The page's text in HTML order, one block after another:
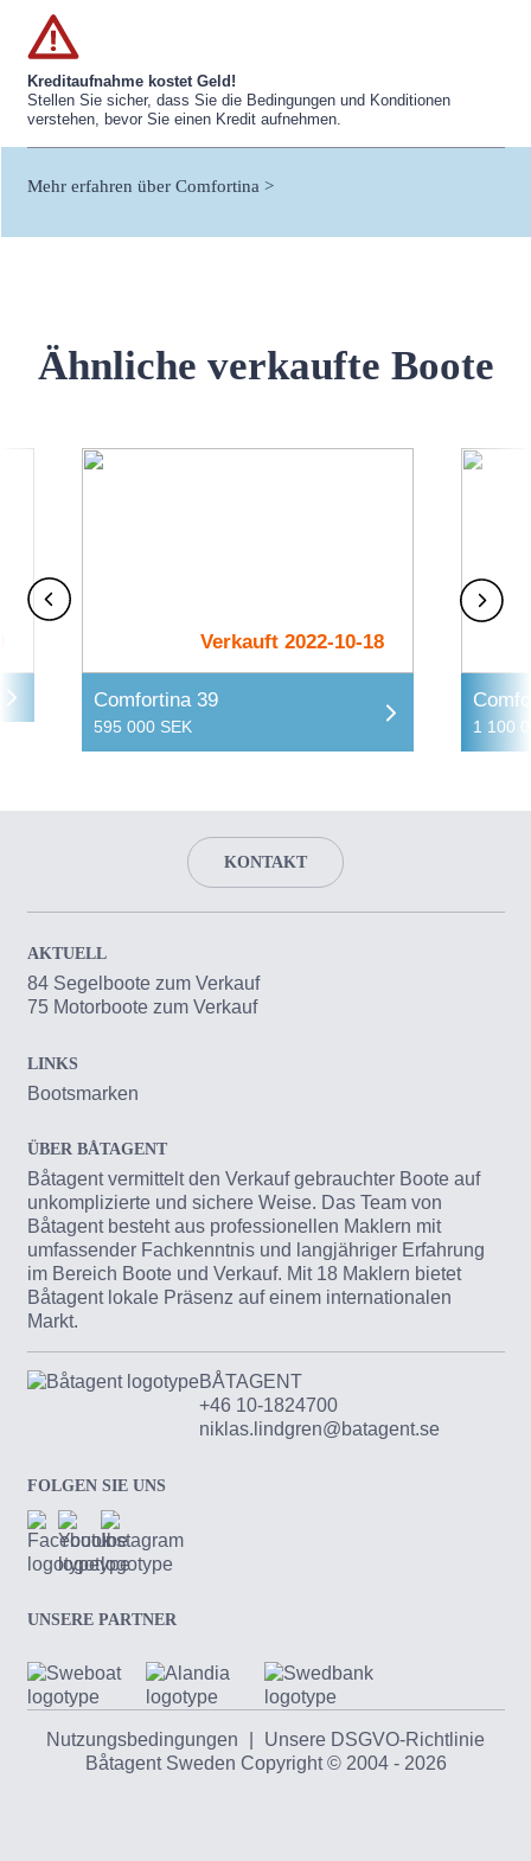
Kreditaufnahme kostet Geld!
Stellen Sie sicher, dass Sie die Bedingungen und Konditionen
verstehen, bevor Sie einen Kredit aufnehmen.
Mehr erfahren über Comfortina >
Ähnliche verkaufte Boote
Verkauft 2022-10-18
Comfortina 39
595 000 SEK 1 100
KONTAKT
AKTUELL
84 Segelboote zum Verkauf
75 Motorboote zum Verkauf
LINKS
Bootsmarken
ÜBER BÅTAGENT
Båtagent vermittelt den Verkauf gebrauchter Boote auf
unkomplizierte und sichere Weise. Das Team von
Båtagent besteht aus professionellen Maklern mit
umfassender Fachkenntnis und langjähriger Erfahrung
im Bereich Boote und Verkauf. Mit 18 Maklern bietet
Båtagent lokale Präsenz auf einem internationalen
Markt.
BÅTAGENT
+46 10-1824700
niklas.lindgren@batagent.se
FOLGEN SIE UNS
UNSERE PARTNER
Nutzungsbedingungen
Unsere DSGVO-Richtlinie
Båtagent Sweden Copyright © 2004 - 2026